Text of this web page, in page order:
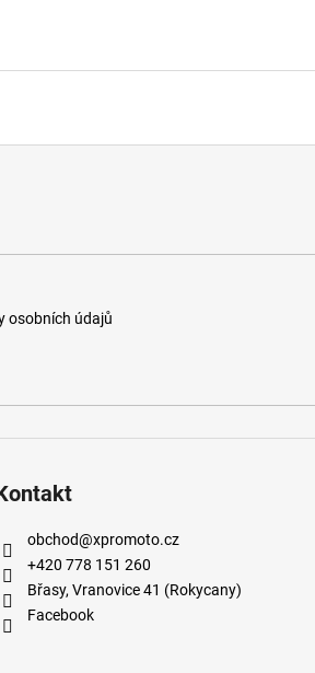
osobních údajů
obchod@xpromoto.cz
+420 778 151 260
Břasy, Vranovice 41 (Rokycany)
Facebook